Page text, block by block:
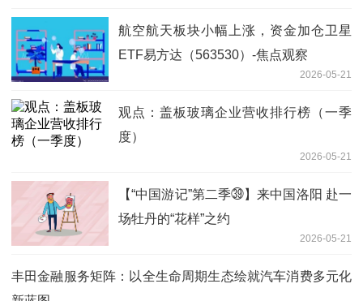
航空航天板块小幅上涨，资金加仓卫星
ETF易方达（563530）-焦点观察
2026-05-21
观点：盖板玻璃企业营收排行榜（一季
度）
2026-05-21
【“中国游记”第二季㊴】来中国洛阳 赴一
场牡丹的“花样”之约
2026-05-21
丰田金融服务矩阵：以全生命周期生态绘就汽车消费多元化